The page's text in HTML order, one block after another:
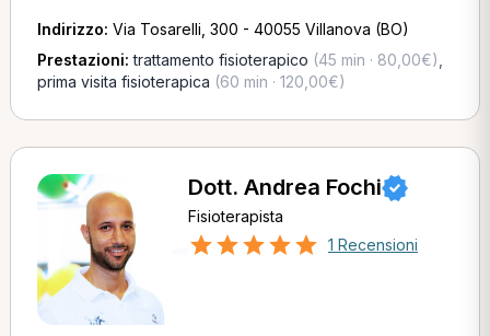
Indirizzo: Via Tosarelli, 300 - 40055 Villanova (BO)
Prestazioni:trattamento fisioterapico (45 min · 80,00€)
prima visita fisioterapica (60 min · 120,00€)
Dott. Andrea Fochi
Fisioterapista
1 Recensioni